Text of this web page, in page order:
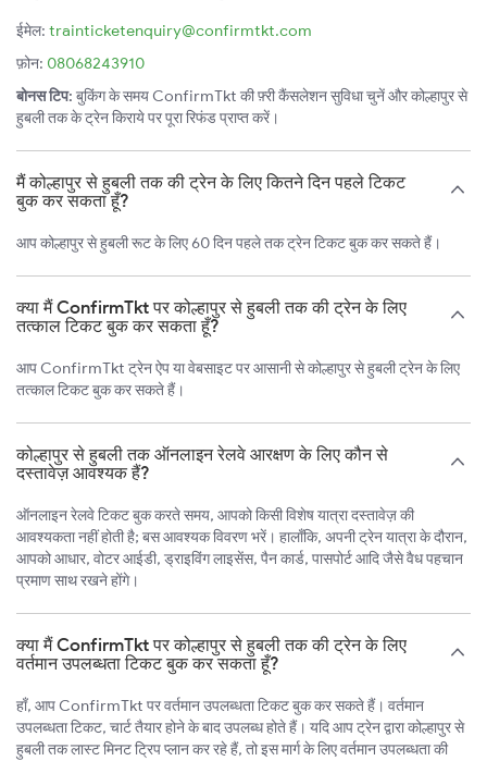
ईमेल: trainticketenquiry@confirmtkt.com
फ़ोन: 08068243910
बोनस टिप: बुकिंग के समय ConfirmTkt की फ़्री कैंसलेशन सुविधा चुनें और कोल्हापुर से
हुबली तक के ट्रेन किराये पर पूरा रिफंड प्राप्त करें।
मैं कोल्हापुर से हुबली तक की ट्रेन के लिए कितने दिन पहले टिकट
बुक कर सकता हूँ?
आप कोल्हापुर से हुबली रूट के लिए 60 दिन पहले तक ट्रेन टिकट बुक कर सकते हैं।
क्या मैं ConfirmTkt पर कोल्हापुर से हुबली तक की ट्रेन के लिए
तत्काल टिकट बुक कर सकता हूँ?
आप ConfirmTkt ट्रेन ऐप या वेबसाइट पर आसानी से कोल्हापुर से हुबली ट्रेन के लिए
तत्काल टिकट बुक कर सकते हैं।
कोल्हापुर से हुबली तक ऑनलाइन रेलवे आरक्षण के लिए कौन से
दस्तावेज़ आवश्यक हैं?
ऑनलाइन रेलवे टिकट बुक करते समय, आपको किसी विशेष यात्रा दस्तावेज़ की
आवश्यकता नहीं होती है; बस आवश्यक विवरण भरें। हालाँकि, अपनी ट्रेन यात्रा के दौरान,
आपको आधार, वोटर आईडी, ड्राइविंग लाइसेंस, पैन कार्ड, पासपोर्ट आदि जैसे वैध पहचान
प्रमाण साथ रखने होंगे।
क्या मैं ConfirmTkt पर कोल्हापुर से हुबली तक की ट्रेन के लिए
वर्तमान उपलब्धता टिकट बुक कर सकता हूँ?
हाँ, आप ConfirmTkt पर वर्तमान उपलब्धता टिकट बुक कर सकते हैं। वर्तमान
उपलब्धता टिकट, चार्ट तैयार होने के बाद उपलब्ध होते हैं। यदि आप ट्रेन द्वारा कोल्हापुर से
हुबली तक लास्ट मिनट ट्रिप प्लान कर रहे हैं, तो इस मार्ग के लिए वर्तमान उपलब्धता की